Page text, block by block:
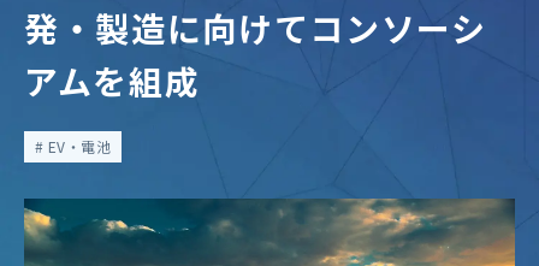
発・製造に向けてコンソーシ
アムを組成
EV・電池